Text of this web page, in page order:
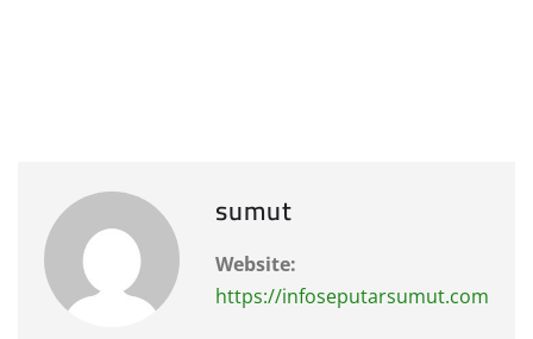
sumut
Website:
https://infoseputarsumut.com